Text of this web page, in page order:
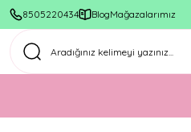
8505220434 BlogMağazalarımız